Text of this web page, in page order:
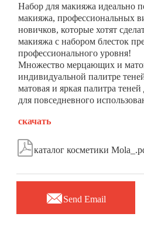
Набор для макияжа идеально
макияжа, профессиональных
новичков, которые хотят
макияжа с набором блесток
профессионального уровня!
Множество мерцающих и
индивидуальной палитре
матовая и яркая палитра
для повседневного
скачать
каталог косметики
Send Email